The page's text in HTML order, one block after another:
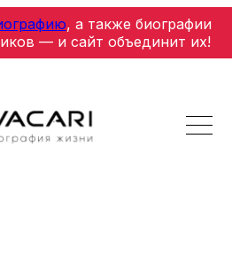
, а также биографии
— и сайт объединит их!